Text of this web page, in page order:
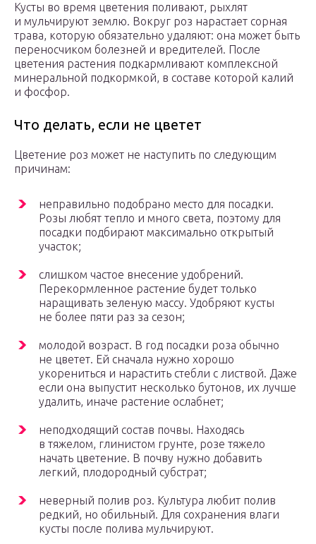
Кусты во время цветения поливают, рыхлят
и мульчируют землю. Вокруг роз нарастает сорная
трава, которую обязательно удаляют: она может быть
переносчиком болезней и вредителей. После
цветения растения подкармливают комплексной
минеральной подкормкой, в составе которой калий
и фосфор.
Что делать, если не цветет
Цветение роз может не наступить по следующим
причинам:
неправильно подобрано место для посадки.
Розы любят тепло и много света, поэтому для
посадки подбирают максимально открытый
участок;
слишком частое внесение удобрений.
Перекормленное растение будет только
наращивать зеленую массу. Удобряют кусты
не более пяти раз за сезон;
молодой возраст. В год посадки роза обычно
не цветет. Ей сначала нужно хорошо
укорениться и нарастить стебли с листвой. Даже
если она выпустит несколько бутонов, их лучше
удалить, иначе растение ослабнет;
неподходящий состав почвы. Находясь
в тяжелом, глинистом грунте, розе тяжело
начать цветение. В почву нужно добавить
легкий, плодородный субстрат;
неверный полив роз. Культура любит полив
редкий, но обильный. Для сохранения влаги
кусты после полива мульчируют.